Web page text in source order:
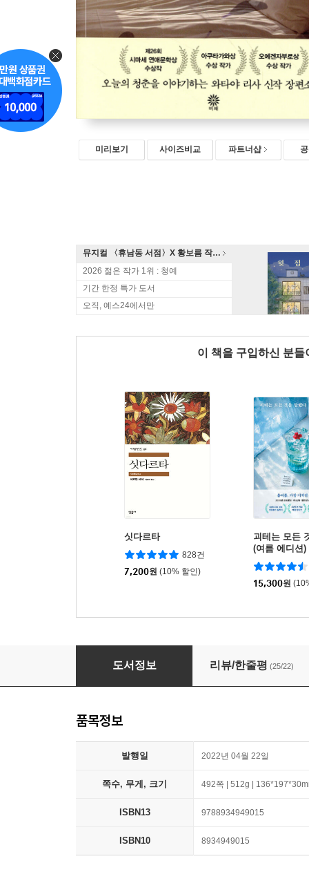
미리보기 사이즈비교 파트너샵
뮤지컬 〈휴남동 서점〉X 황보름 작가 북토크
2026 젊은 작가 1위 : 청예
기간 한정 특가 도서
오직, 예스24에서만
이 책을 구입하신 분
싯다르타
828건
7,200원 (10% 할인)
괴테는 모든
(여름 에디션)
15,300원
처음부터 내내 좋아했어
도서정보 리뷰/한줄평 (25/22)
품목정보
발행일 2022년 04월 22일
쪽수, 무게, 크기 492쪽 | 512g |
ISBN13 9788934949015
ISBN10 8934949015